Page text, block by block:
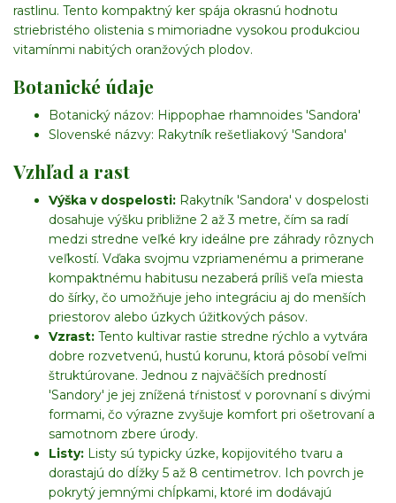
rastlinu. Tento kompaktný ker spája okrasnú hodnotu
striebristého olistenia s mimoriadne vysokou produkciou
vitamínmi nabitých oranžových plodov.
Botanické údaje
Botanický názov: Hippophae rhamnoides 'Sandora'
Slovenské názvy: Rakytník rešetliakový 'Sandora'
Vzhľad a rast
Výška v dospelosti: Rakytník 'Sandora' v dospelosti
dosahuje výšku približne 2 až 3 metre, čím sa radí
medzi stredne veľké kry ideálne pre záhrady rôznych
veľkostí. Vďaka svojmu vzpriamenému a primerane
kompaktnému habitusu nezaberá príliš veľa miesta
do šírky, čo umožňuje jeho integráciu aj do menších
priestorov alebo úzkych úžitkových pásov.
Vzrast: Tento kultivar rastie stredne rýchlo a vytvára
dobre rozvetvenú, hustú korunu, ktorá pôsobí veľmi
štruktúrovane. Jednou z najväčších predností
'Sandory' je jej znížená tŕnistosť v porovnaní s divými
formami, čo výrazne zvyšuje komfort pri ošetrovaní a
samotnom zbere úrody.
Listy: Listy sú typicky úzke, kopijovitého tvaru a
dorastajú do dĺžky 5 až 8 centimetrov. Ich povrch je
pokrytý jemnými chĺpkami, ktoré im dodávajú